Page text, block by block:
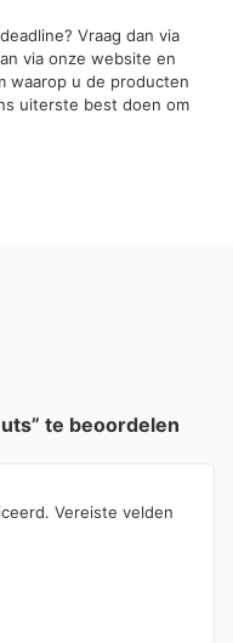
Vraag dan via
via onze website en
waarop u de producten
uiterste best doen om
te beoordelen
Vereiste velden